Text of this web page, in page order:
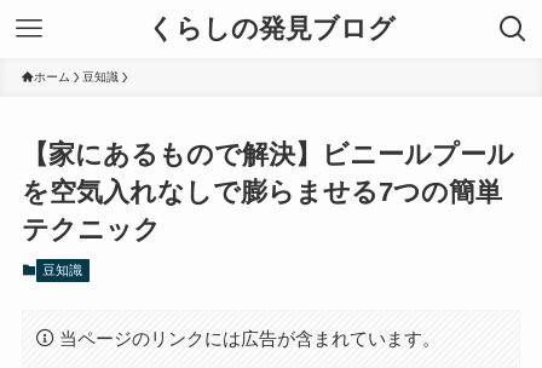
くらしの発見ブログ
ホーム 豆知識
【家にあるもので解決】ビニールプール
を空気入れなしで膨らませる7つの簡単
テクニック
豆知識
当ページのリンクには広告が含まれています。